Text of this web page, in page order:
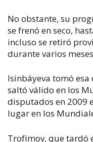
No obstante, su
se frenó en seco,
incluso se retiró
durante varios
Isinbáyeva tomó
saltó válido en los
disputados en 2009
lugar en los
Trofímov, que tardó